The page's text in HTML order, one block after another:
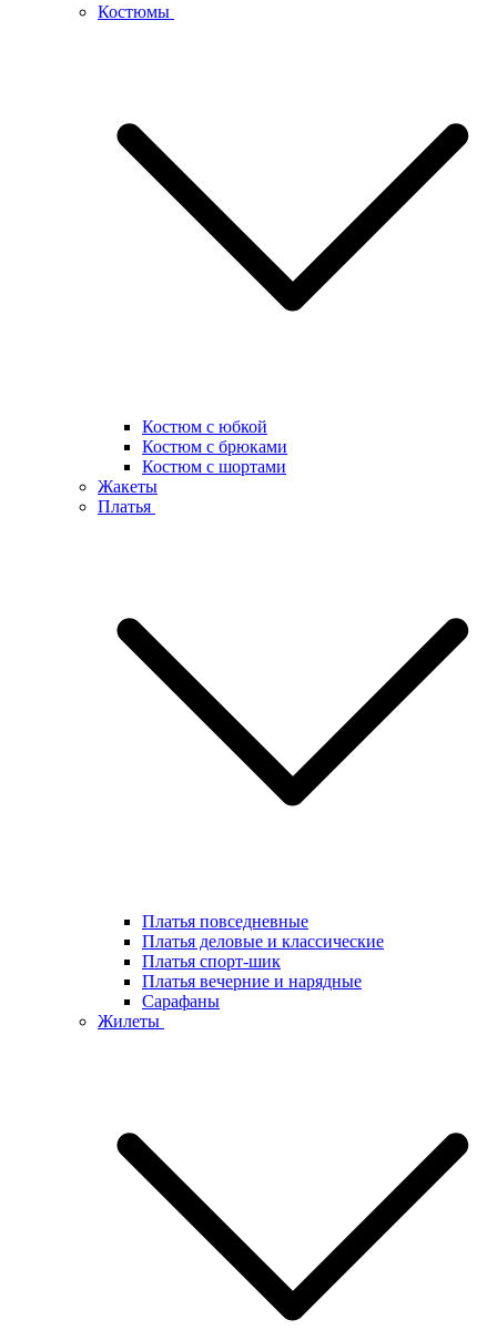
Костюмы
Костюм с юбкой
Костюм с брюками
Костюм с шортами
Жакеты
Платья
Платья повседневные
Платья деловые и классические
Платья спорт-шик
Платья вечерние и нарядные
Сарафаны
Жилеты